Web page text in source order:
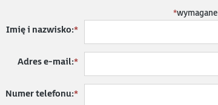
*wymagane
Imię i nazwisko:*
Adres e-mail:*
Numer telefonu:*